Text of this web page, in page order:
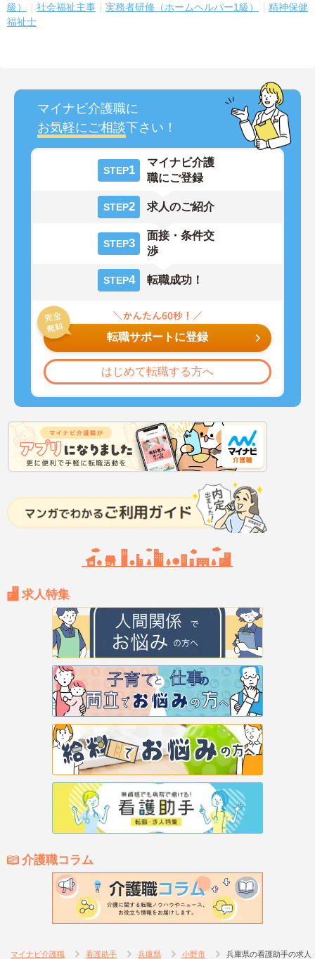
級）
社会福祉主事 実務者研修（ホームヘルパー1級）
精神保健
福祉士
マイナビ介護職に
お気軽にご相談下さい！
STEP1
マイナビ介護
職にご登録
STEP2 求人のご紹介
STEP3
面接・条件交
渉
STEP4 転職成功！
転職サポートに登録
はじめて転職する方へ
求人特集
介護職コラム
マイナビ介護職 看護助手 兵庫県 小野市 兵庫県の看護助手の求人